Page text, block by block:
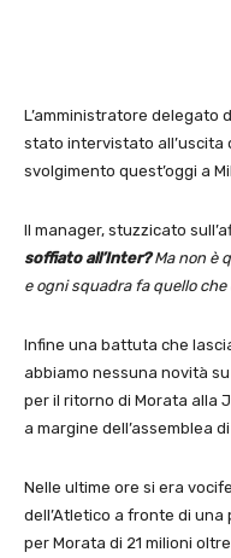
L’amministratore delegato
stato intervistato all’uscita
svolgimento quest’oggi a
Il manager, stuzzicato
soffiato all’Inter?Ma non è
e ogni squadra fa quello che
Infine una battuta che
abbiamo nessuna novità
per il ritorno di Morata alla
a margine dell’assemblea di
Nelle ultime ore si era
dell’Atletico a fronte di
per Morata di 21 milioni